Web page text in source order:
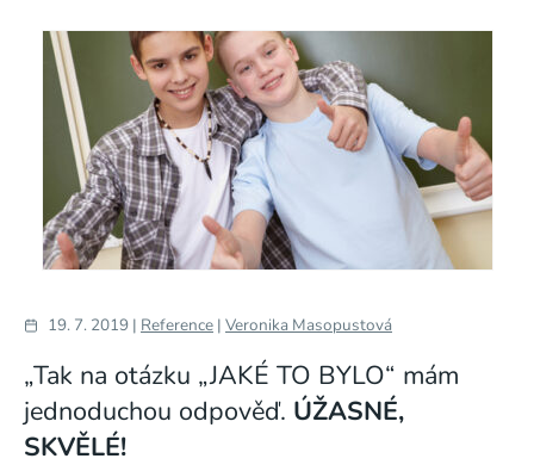
19. 7. 2019 | Reference | Veronika Masopustová
„Tak na otázku „JAKÉ TO BYLO“ mám
jednoduchou odpověď. ÚŽASNÉ,
SKVĚLÉ!